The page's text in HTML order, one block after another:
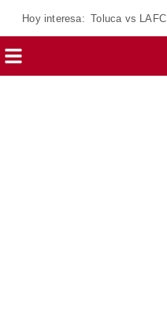
Hoy interesa: Toluca vs LAFC